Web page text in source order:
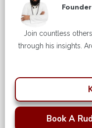
Join countless
through his insights.
Book A